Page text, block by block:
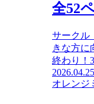
全52
サークル
きな方に
終わり！
2026.04.25
オレンジ